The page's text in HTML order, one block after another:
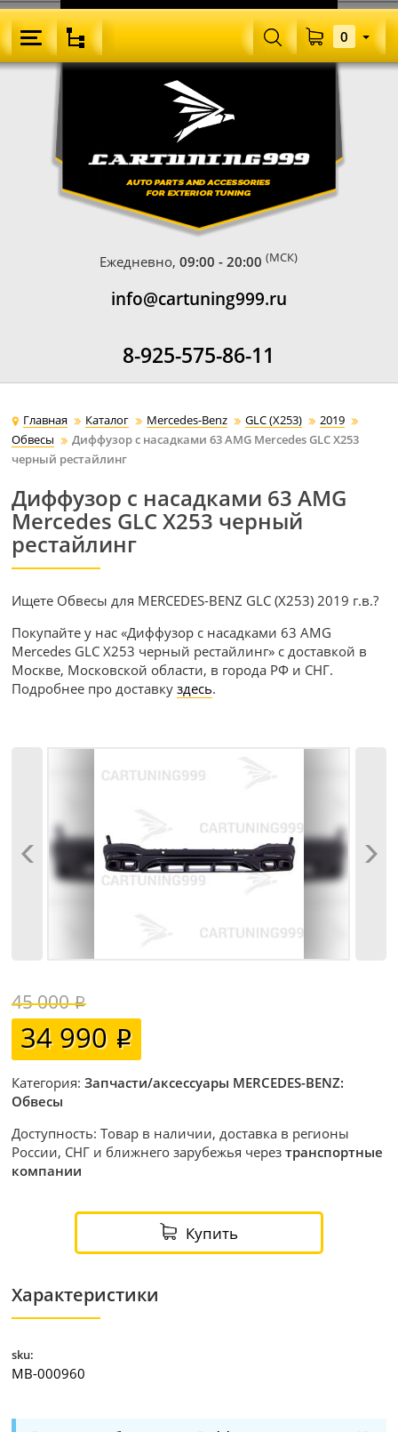
Ежедневно,09:00 - 20:00 (МСК)
info@cartuning999.ru
8-925-575-86-11
0
Главная Каталог Mercedes-Benz GLC (X253)
2019
Обвесы
Диффузор с насадками 63 AMG Mercedes GLC X253
черный рестайлинг
Диффузор с насадками 63 AMG
Mercedes GLC X253 черный
рестайлинг
Ищете Обвесы для MERCEDES-BENZ GLC (X253) 2019 г.в.?
Покупайте у нас «Диффузор с насадками 63 AMG
Mercedes GLC X253 черный рестайлинг» с доставкой в
Москве, Московской области, в города РФ и СНГ.
Подробнее про доставкуздесь.
45 000
34 990
Категория:Запчасти/аксессуары MERCEDES-BENZ:
Обвесы
Доступность: Товар в наличии, доставка в регионы
России, СНГ и ближнего зарубежья черезтранспортные
компании
Купить
Характеристики
sku:
MB-000960